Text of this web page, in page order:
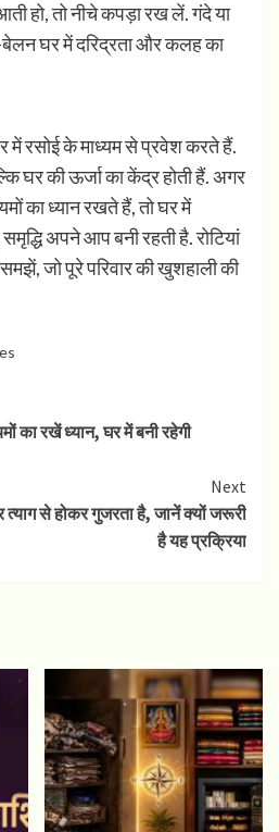
हो, तो नीचे कपड़ा रख लें. गंदे या
घर में दरिद्रता और कलह का
में रसोई के माध्यम से प्रवेश करते हैं.
घर की ऊर्जा का केंद्र होती हैं. अगर
का ध्यान रखते हैं, तो घर में
अपने आप बनी रहती है. रोटियां
जो पूरे परिवार की खुशहाली की
का रखें ध्यान, घर में बनी रहेगी
Next
से होकर गुजरता है, जानें क्यों जरूरी
है यह प्रक्रिया